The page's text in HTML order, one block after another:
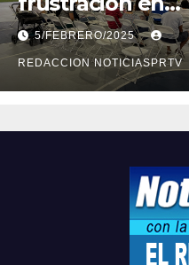
reunión sobre
seguridad en
Reparto
Metropolitano
5/FEBRERO/2025
REDACCION NOTICIASPRTV